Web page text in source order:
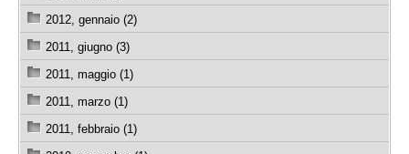
2012, gennaio (2)
2011, giugno (3)
2011, maggio (1)
2011, marzo (1)
2011, febbraio (1)